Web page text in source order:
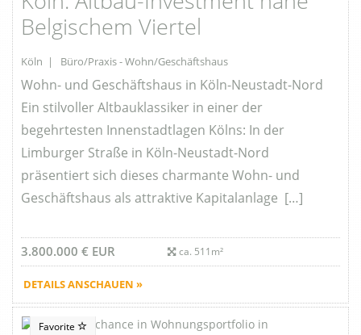
Belgischem Viertel
Köln | Büro/Praxis - Wohn/Geschäftshaus
Wohn- und Geschäftshaus in Köln-Neustadt-Nord
Ein stilvoller Altbauklassiker in einer der
begehrtesten Innenstadtlagen Kölns: In der
Limburger Straße in Köln-Neustadt-Nord
präsentiert sich dieses charmante Wohn- und
Geschäftshaus als attraktive Kapitalanlage […]
3.800.000 € EUR ca. 511m²
DETAILS ANSCHAUEN »
Favorite